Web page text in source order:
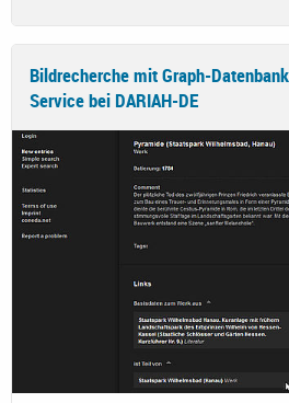
Bildrecherche mit Graph-
Service bei DARIAH-DE